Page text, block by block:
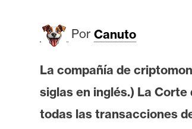
o
s
B
t
Por Canuto
La compañía de
siglas en inglés.) La
todas las transacciones